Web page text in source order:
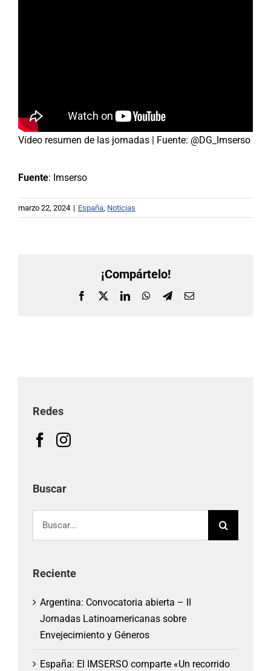
Vídeo resumen de las jornadas | Fuente: @DG_Imserso
Fuente: Imserso
marzo 22, 2024 | España, Noticias
¡Compártelo!
Facebook LinkedInWhatsApp
TelegramCorreo
Redes
Buscar
Reciente
Argentina: Convocatoria abierta – II
Jornadas Latinoamericanas sobre
Envejecimiento y Géneros
España: El IMSERSO comparte «Un recorrido